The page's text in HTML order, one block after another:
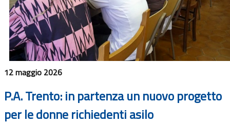
12 maggio 2026
P.A. Trento: in partenza un nuovo progetto
per le donne richiedenti asilo